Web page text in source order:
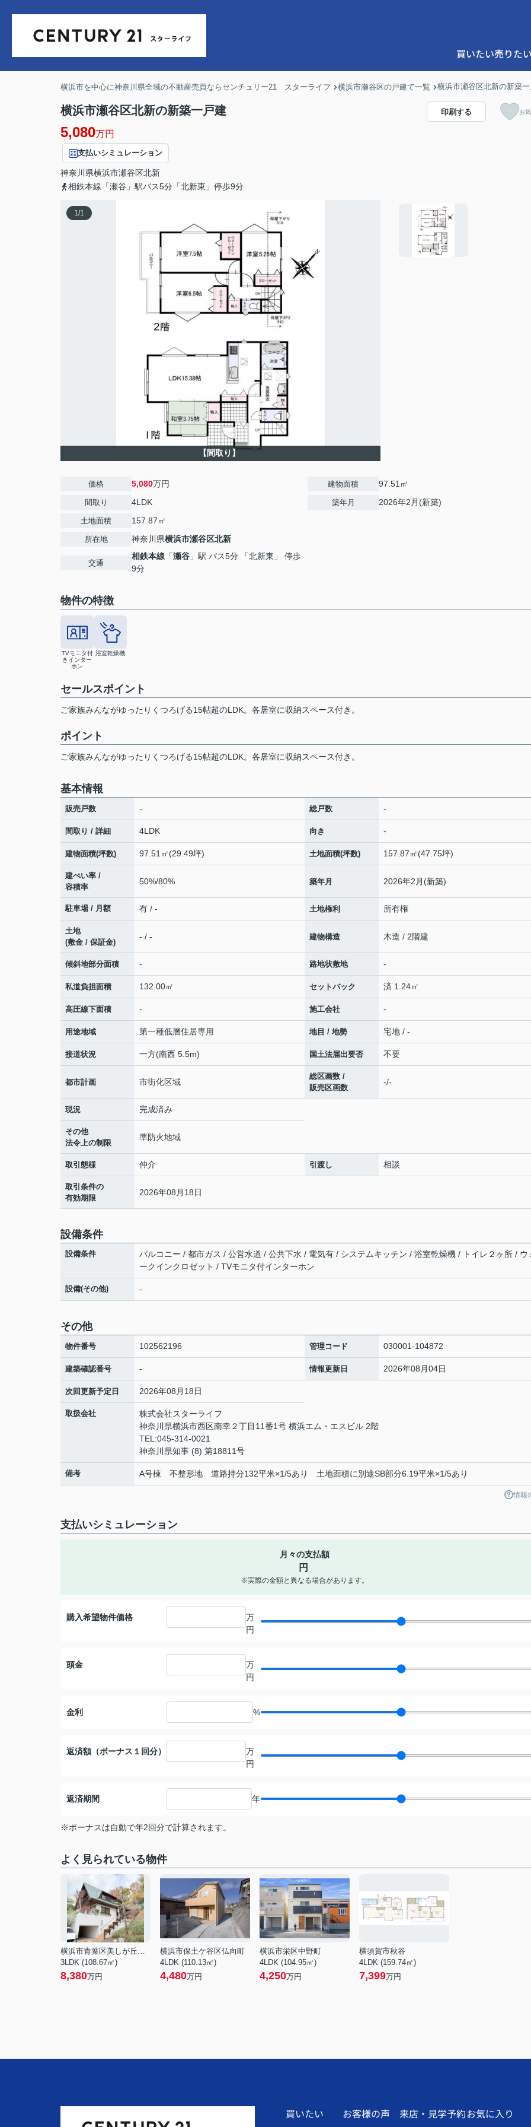
買いたい売りた
横浜市を中心に神奈川県全域の不動産売買ならセンチュリー21 スターライフ 横浜市瀬谷区の戸建て一覧 横浜市瀬谷区北新の新築
横浜市瀬谷区北新の新築一戸建
5,080万円
支払いシミュレーション
神奈川県横浜市瀬谷区北新
相鉄本線「瀬谷」駅バス5分「北新東」停歩9分
印刷する お
1/1
【間取り】
価格 5,080万円
間取り 4LDK
土地面積 157.87㎡
所在地 神奈川県横浜市瀬谷区北新
交通
相鉄本線 「瀬谷 」駅 バス5分 「北新東」 停歩
9分
建物面積 97.51㎡
築年月 2026年2月(新築)
物件の特徴
TVモニタ付
きインター
ホン
浴室乾燥機
セールスポイント
ご家族みんながゆったりくつろげる15帖超のLDK。各居室に収納スペース付き。
ポイント
ご家族みんながゆったりくつろげる15帖超のLDK。各居室に収納スペース付き。
基本情報
販売戸数 - 総戸数 -
間取り / 詳細 4LDK 向き -
建物面積(坪数) 97.51㎡(29.49坪) 土地面積(坪数) 157.87㎡(47.75坪)
建ぺい率 /
容積率
50%/80% 築年月 2026年2月(新築)
駐車場 / 月額 有 / - 土地権利 所有権
土地
(敷金 / 保証金)
- / - 建物構造 木造 / 2階建
傾斜地部分面積 - 路地状敷地 -
私道負担面積 132.00㎡ セットバック 済 1.24㎡
高圧線下面積 - 施工会社 -
用途地域 第一種低層住居専用 地目 / 地勢 宅地 / -
接道状況 一方(南西 5.5m) 国土法届出要否 不要
都市計画 市街化区域
総区画数 /
販売区画数
-/-
現況 完成済み
その他
法令上の制限
準防火地域
取引態様 仲介 引渡し 相談
取引条件の
有効期限
2026年08月18日
設備条件
設備条件
バルコニー / 都市ガス / 公営水道 / 公共下水 / 電気有 / システムキッチン / 浴室乾燥機 / トイレ２ヶ所 / ウ
ークインクロゼット / TVモニタ付インターホン
設備(その他) -
その他
物件番号 102562196 管理コード 030001-104872
建築確認番号 - 情報更新日 2026年08月04日
次回更新予定日 2026年08月18日
取扱会社
株式会社スターライフ
神奈川県横浜市西区南幸２丁目11番1号 横浜エム・エスビル 2階
TEL:045-314-0021
神奈川県知事 (8) 第18811号
備考 A号棟 不整形地 道路持分132平米×1/5あり 土地面積に別途SB部分6.19平米×1/5あり
情報
支払いシミュレーション
月々の支払額
円
※実際の金額と異なる場合があります。
購入希望物件価格
万
円
頭金
万
円
金利 %
返済額（ボーナス１回分）
万
円
返済期間 年
※ボーナスは自動で年2回分で計算されます。
よく見られている物件
横浜市青葉区美しが丘３丁目
3LDK (108.67㎡)
8,380万円
横浜市保土ケ谷区仏向町
4LDK (110.13㎡)
4,480万円
横浜市栄区中野町
4LDK (104.95㎡)
4,250万円
横須賀市秋谷
4LDK (159.74㎡)
7,399万円
買いたい お客様の声 来店・見学予約お気に入り